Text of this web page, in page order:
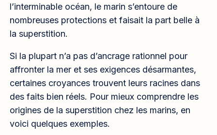
l’interminable océan, le marin s’entoure de
nombreuses protections et faisait la part belle à
la superstition.
Si la plupart n’a pas d’ancrage rationnel pour
affronter la mer et ses exigences désarmantes,
certaines croyances trouvent leurs racines dans
des faits bien réels. Pour mieux comprendre les
origines de la superstition chez les marins, en
voici quelques exemples.